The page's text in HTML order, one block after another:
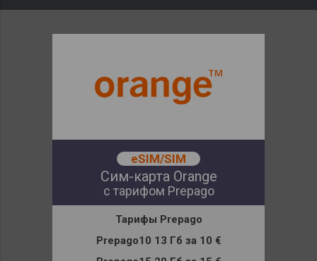
eSIM/SIM
Сим-карта Orange
с тарифом Prepago
Тарифы Prepago
Prepago10 13 Гб за10 €